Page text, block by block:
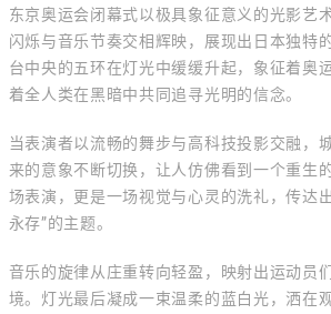
东京奥运会闭幕式以极具象征意义的光影艺
闪烁与音乐节奏交相辉映，展现出日本独特
台中央的五环在灯光中缓缓升起，象征着奥
着全人类在黑暗中共同追寻光明的信念。
当表演者以流畅的舞步与高科技投影交融，
来的意象不断切换，让人仿佛看到一个重生
场表演，更是一场视觉与心灵的洗礼，传达
永存”的主题。
音乐的旋律从庄重转向轻盈，映射出运动员
境。灯光最后凝成一束温柔的蓝白光，洒在